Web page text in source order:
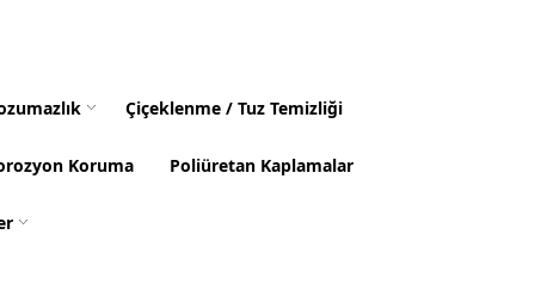
Çiçeklenme / Tuz Temizliği
Koruma Poliüretan Kaplamalar